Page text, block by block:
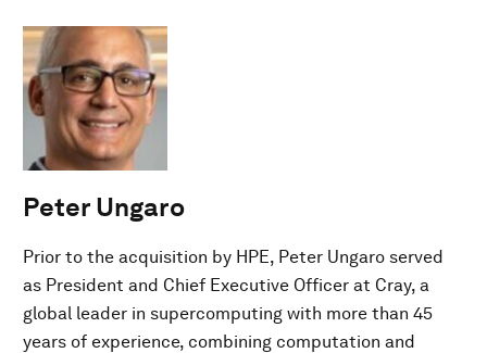
Peter Ungaro
Prior to the acquisition by HPE, Peter Ungaro served
as President and Chief Executive Officer at Cray, a
global leader in supercomputing with more than 45
years of experience, combining computation and